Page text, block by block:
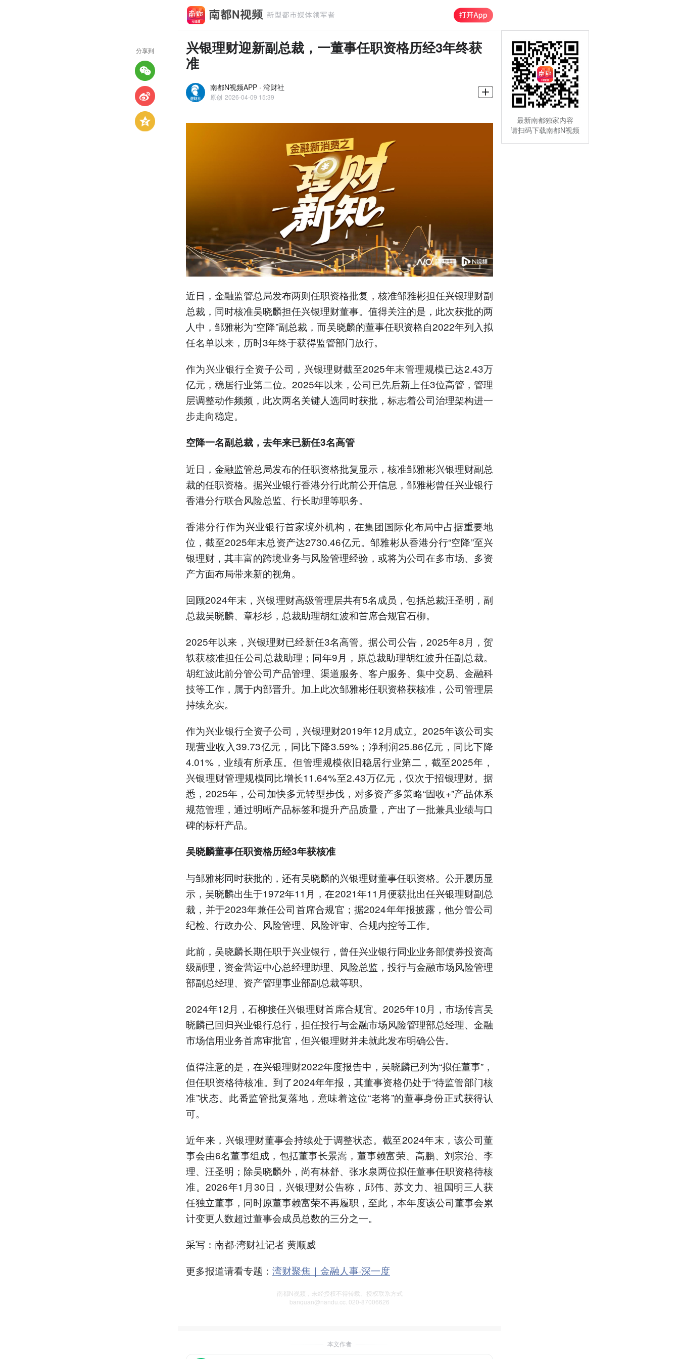
兴银理财迎新副总裁，一董事任职资格历经3年终获
准
南都N视频APP · 湾财社
原创 2026-04-09 15:39
近日，金融监管总局发布两则任职资格批复，核准邹雅彬担任兴银理财副
总裁，同时核准吴晓麟担任兴银理财董事。值得关注的是，此次获批的两
人中，邹雅彬为“空降”副总裁，而吴晓麟的董事任职资格自2022年列入拟
任名单以来，历时3年终于获得监管部门放行。
作为兴业银行全资子公司，兴银理财截至2025年末管理规模已达2.43万
亿元，稳居行业第二位。2025年以来，公司已先后新上任3位高管，管理
层调整动作频频，此次两名关键人选同时获批，标志着公司治理架构进一
步走向稳定。
空降一名副总裁，去年来已新任3名高管
近日，金融监管总局发布的任职资格批复显示，核准邹雅彬兴银理财副总
裁的任职资格。据兴业银行香港分行此前公开信息，邹雅彬曾任兴业银行
香港分行联合风险总监、行长助理等职务。
香港分行作为兴业银行首家境外机构，在集团国际化布局中占据重要地
位，截至2025年末总资产达2730.46亿元。邹雅彬从香港分行“空降”至兴
银理财，其丰富的跨境业务与风险管理经验，或将为公司在多市场、多资
产方面布局带来新的视角。
回顾2024年末，兴银理财高级管理层共有5名成员，包括总裁汪圣明，副
总裁吴晓麟、章杉杉，总裁助理胡红波和首席合规官石柳。
2025年以来，兴银理财已经新任3名高管。据公司公告，2025年8月，贺
轶获核准担任公司总裁助理；同年9月，原总裁助理胡红波升任副总裁。
胡红波此前分管公司产品管理、渠道服务、客户服务、集中交易、金融科
技等工作，属于内部晋升。加上此次邹雅彬任职资格获核准，公司管理层
持续充实。
作为兴业银行全资子公司，兴银理财2019年12月成立。2025年该公司实
现营业收入39.73亿元，同比下降3.59%；净利润25.86亿元，同比下降
4.01%，业绩有所承压。但管理规模依旧稳居行业第二，截至2025年，
兴银理财管理规模同比增长11.64%至2.43万亿元，仅次于招银理财。据
悉，2025年，公司加快多元转型步伐，对多资产多策略“固收+”产品体系
规范管理，通过明晰产品标签和提升产品质量，产出了一批兼具业绩与口
碑的标杆产品。
吴晓麟董事任职资格历经3年获核准
与邹雅彬同时获批的，还有吴晓麟的兴银理财董事任职资格。公开履历显
示，吴晓麟出生于1972年11月，在2021年11月便获批出任兴银理财副总
裁，并于2023年兼任公司首席合规官；据2024年年报披露，他分管公司
纪检、行政办公、风险管理、风险评审、合规内控等工作。
此前，吴晓麟长期任职于兴业银行，曾任兴业银行同业业务部债券投资高
级副理，资金营运中心总经理助理、风险总监，投行与金融市场风险管理
部副总经理、资产管理事业部副总裁等职。
2024年12月，石柳接任兴银理财首席合规官。2025年10月，市场传言吴
晓麟已回归兴业银行总行，担任投行与金融市场风险管理部总经理、金融
市场信用业务首席审批官，但兴银理财并未就此发布明确公告。
值得注意的是，在兴银理财2022年度报告中，吴晓麟已列为“拟任董事”，
但任职资格待核准。到了2024年年报，其董事资格仍处于“待监管部门核
准”状态。此番监管批复落地，意味着这位“老将”的董事身份正式获得认
可。
近年来，兴银理财董事会持续处于调整状态。截至2024年末，该公司董
事会由6名董事组成，包括董事长景嵩，董事赖富荣、高鹏、刘宗治、李
理、汪圣明；除吴晓麟外，尚有林舒、张水泉两位拟任董事任职资格待核
准。2026年1月30日，兴银理财公告称，邱伟、苏文力、祖国明三人获
任独立董事，同时原董事赖富荣不再履职，至此，本年度该公司董事会累
计变更人数超过董事会成员总数的三分之一。
采写：南都·湾财社记者 黄顺威
更多报道请看专题： 湾财聚焦｜金融人事·深一度
南都N视频，未经授权不得转载、授权联系方式
banquan@nandu.cc. 020-87006626
本文作者
分享到
最新南都独家内容
请扫码下载南都N视频